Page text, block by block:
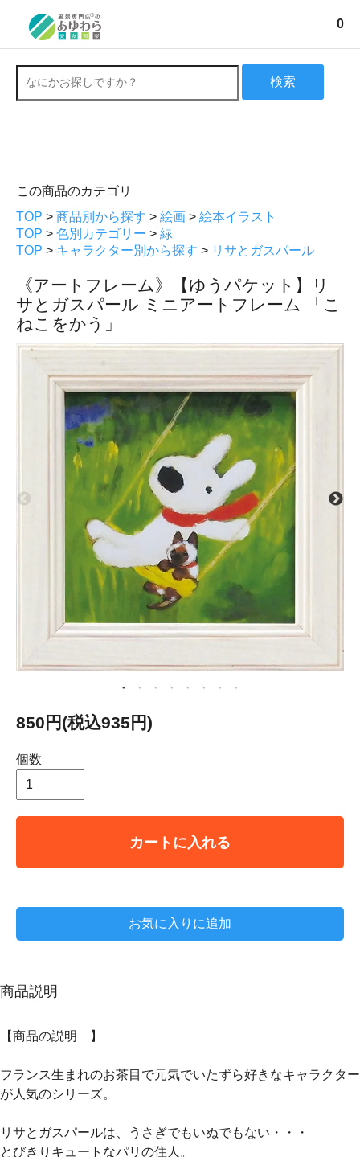
0
検索
この商品のカテゴリ
TOP > 商品別から探す > 絵画 > 絵本イラスト
TOP > 色別カテゴリー > 緑
TOP > キャラクター別から探す > リサとガスパール
《アートフレーム》【ゆうパケット】リ
サとガスパール ミニアートフレーム 「こ
ねこをかう」
850円(税込935円)
個数
カートに入れる
お気に入りに追加
商品説明
【商品の説明 】
フランス生まれのお茶目で元気でいたずら好きなキャラクター
が人気のシリーズ。
リサとガスパールは、うさぎでもいぬでもない・・・
とびきりキュートなパリの住人。